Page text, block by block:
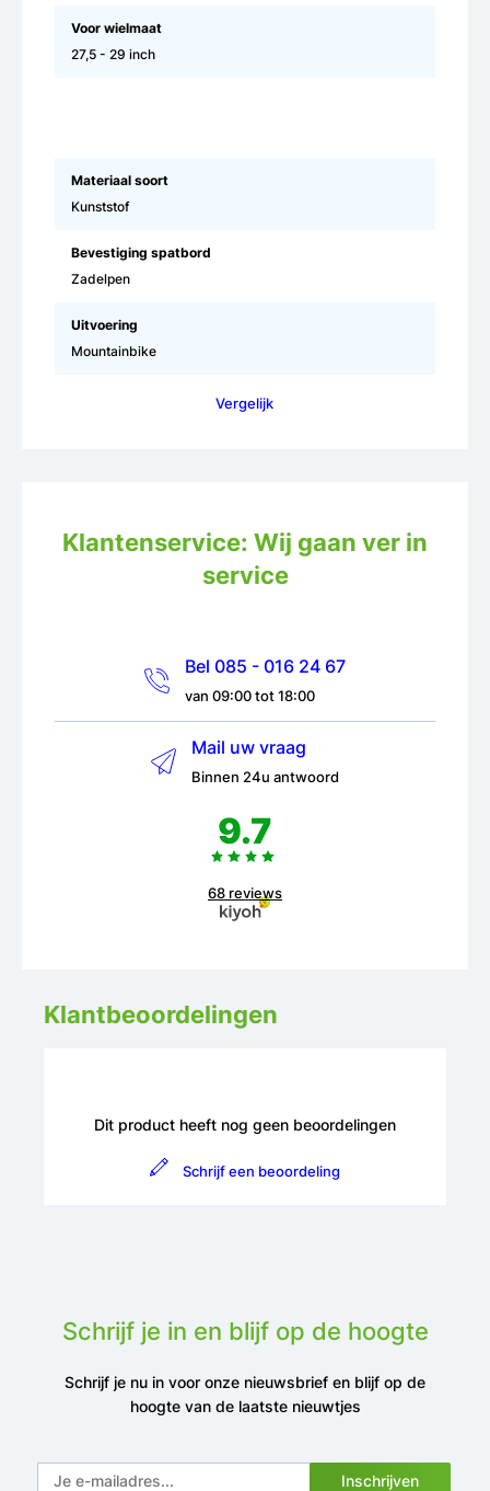
Voor wielmaat
27,5 - 29 inch
Materiaal soort
Kunststof
Bevestiging spatbord
Zadelpen
Uitvoering
Mountainbike
Vergelijk
Klantenservice: Wij gaan ver in
service
Bel 085 - 016 24 67
van 09:00 tot 18:00
Mail uw vraag
Binnen 24u antwoord
9.7
68 reviews
Klantbeoordelingen
Dit product heeft nog geen beoordelingen
Schrijf een beoordeling
Schrijf je in en blijf op de hoogte
Schrijf je nu in voor onze nieuwsbrief en blijf op de
hoogte van de laatste nieuwtjes
Inschrijven